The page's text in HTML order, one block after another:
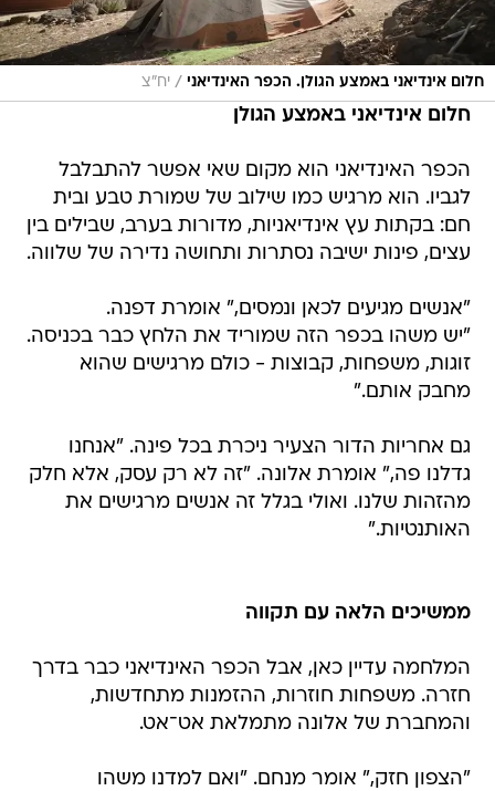
חלום אינדיאני באמצע הגולן. הכפר האינדיאני / יח"צ
חלום אינדיאני באמצע הגולן
הכפר האינדיאני הוא מקום שאי אפשר להתבלבל
לגביו. הוא מרגיש כמו שילוב של שמורת טבע ובית
חם: בקתות עץ אינדיאניות, מדורות בערב, שבילים בין
עצים, פינות ישיבה נסתרות ותחושה נדירה של שלווה.
"אנשים מגיעים לכאן ונמסים," אומרת דפנה.
"יש משהו בכפר הזה שמוריד את הלחץ כבר בכניסה.
זוגות, משפחות, קבוצות - כולם מרגישים שהוא
מחבק אותם."
גם אחריות הדור הצעיר ניכרת בכל פינה. "אנחנו
גדלנו פה," אומרת אלונה. "זה לא רק עסק, אלא חלק
מהזהות שלנו. ואולי בגלל זה אנשים מרגישים את
האותנטיות."
ממשיכים הלאה עם תקווה
המלחמה עדיין כאן, אבל הכפר האינדיאני כבר בדרך
חזרה. משפחות חוזרות, ההזמנות מתחדשות,
והמחברת של אלונה מתמלאת אט־אט.
"הצפון חזק," אומר מנחם. "ואם למדנו משהו